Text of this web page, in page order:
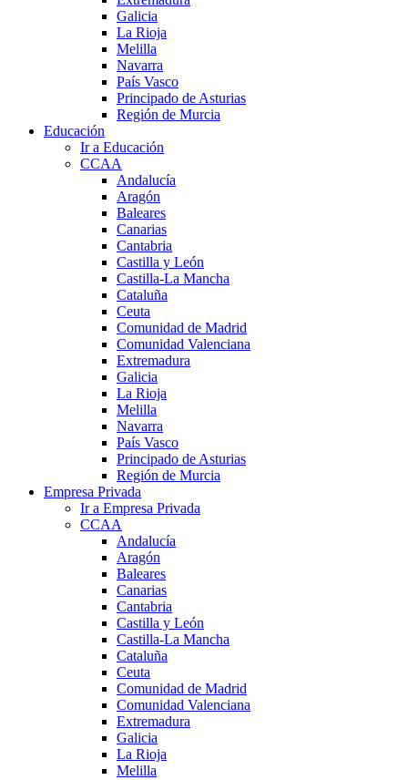
Galicia
La Rioja
Melilla
Navarra
País Vasco
Principado de Asturias
Región de Murcia
Educación
Ir a Educación
CCAA
Andalucía
Aragón
Baleares
Canarias
Cantabria
Castilla y León
Castilla-La Mancha
Cataluña
Ceuta
Comunidad de Madrid
Comunidad Valenciana
Extremadura
Galicia
La Rioja
Melilla
Navarra
País Vasco
Principado de Asturias
Región de Murcia
Empresa Privada
Ir a Empresa Privada
CCAA
Andalucía
Aragón
Baleares
Canarias
Cantabria
Castilla y León
Castilla-La Mancha
Cataluña
Ceuta
Comunidad de Madrid
Comunidad Valenciana
Extremadura
Galicia
La Rioja
Melilla